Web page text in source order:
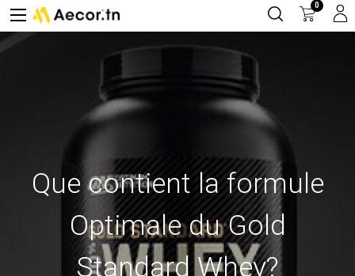
0
Que contient la formule
Optimale du Gold
Standard Whey?